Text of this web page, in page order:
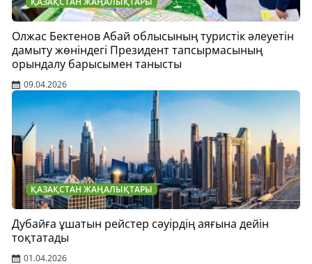
Олжас Бектенов Абай облысының туристік әлеуетін
дамыту жөніндегі Президент тапсырмасының
орындалу барысымен танысты
09.04.2026
ҚАЗАҚСТАН ЖАҢАЛЫҚТАРЫ
Дубайға ұшатын рейстер сәуірдің аяғына дейін
тоқтатады
01.04.2026